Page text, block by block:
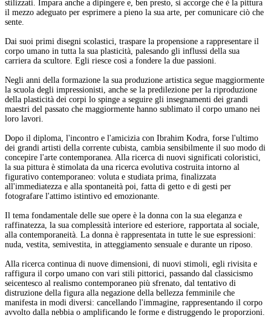
stilizzati. Impara anche a dipingere e, ben presto, si accorge che è la pittura
il mezzo adeguato per esprimere a pieno la sua arte, per comunicare ciò che
sente.
Dai suoi primi disegni scolastici, traspare la propensione a rappresentare il
corpo umano in tutta la sua plasticità, palesando gli influssi della sua
carriera da scultore. Egli riesce così a fondere la due passioni.
Negli anni della formazione la sua produzione artistica segue maggiormente
la scuola degli impressionisti, anche se la predilezione per la riproduzione
della plasticità dei corpi lo spinge a seguire gli insegnamenti dei grandi
maestri del passato che maggiormente hanno sublimato il corpo umano nei
loro lavori.
Dopo il diploma, l'incontro e l'amicizia con Ibrahim Kodra, forse l'ultimo
dei grandi artisti della corrente cubista, cambia sensibilmente il suo modo di
concepire l'arte contemporanea. Alla ricerca di nuovi significati coloristici,
la sua pittura è stimolata da una ricerca evolutiva costruita intorno al
figurativo contemporaneo: voluta e studiata prima, finalizzata
all'immediatezza e alla spontaneità poi, fatta di getto e di gesti per
fotografare l'attimo istintivo ed emozionante.
Il tema fondamentale delle sue opere è la donna con la sua eleganza e
raffinatezza, la sua complessità interiore ed esteriore, rapportata al sociale,
alla contemporaneità. La donna è rappresentata in tutte le sue espressioni:
nuda, vestita, semivestita, in atteggiamento sensuale e durante un riposo.
Alla ricerca continua di nuove dimensioni, di nuovi stimoli, egli rivisita e
raffigura il corpo umano con vari stili pittorici, passando dal classicismo
seicentesco al realismo contemporaneo più sfrenato, dal tentativo di
distruzione della figura alla negazione della bellezza femminile che
manifesta in modi diversi: cancellando l'immagine, rappresentando il corpo
avvolto dalla nebbia o amplificando le forme e distruggendo le proporzioni.